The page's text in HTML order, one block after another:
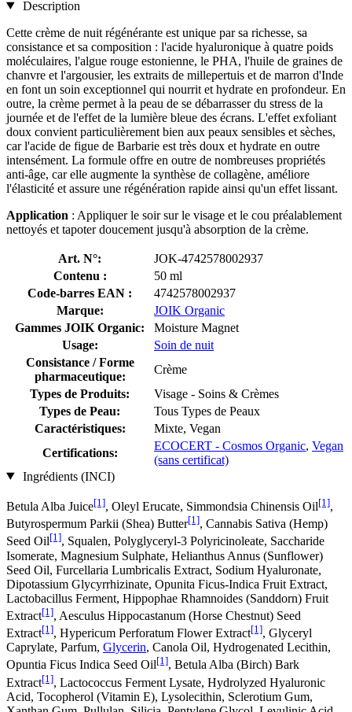
Description
Cette crème de nuit régénérante est unique par sa richesse, sa
consistance et sa composition : l'acide hyaluronique à quatre poids
moléculaires, l'algue rouge estonienne, le PHA, l'huile de graines de
chanvre et l'argousier, les extraits de millepertuis et de marron d'Inde
en font un soin exceptionnel qui nourrit et hydrate en profondeur. En
outre, la crème permet à la peau de se débarrasser du stress de la
journée et de l'effet de la lumière bleue des écrans. L'effet exfoliant
doux convient particulièrement bien aux peaux sensibles et sèches,
car l'acide de figue de Barbarie est très doux et hydrate en outre
intensément. La formule offre en outre de nombreuses propriétés
anti-âge, car elle augmente la synthèse de collagène, améliore
l'élasticité et assure une régénération rapide ainsi qu'un effet lissant.
Application : Appliquer le soir sur le visage et le cou préalablement
nettoyés et tapoter doucement jusqu'à absorption de la crème.
Art. N°:
JOK-4742578002937
Contenu :
50 ml
Code-barres EAN :
4742578002937
Marque:
JOIK Organic
Gammes JOIK Organic:
Moisture Magnet
Usage:
Soin de nuit
Consistance / Forme
pharmaceutique:
Crème
Types de Produits:
Visage - Soins & Crèmes
Types de Peau:
Tous Types de Peaux
Caractéristiques:
Mixte, Vegan
Certifications:
ECOCERT - Cosmos Organic, Vegan
(sans certificat)
Ingrédients (INCI)
Betula Alba Juice[1], Oleyl Erucate, Simmondsia Chinensis Oil[1],
Butyrospermum Parkii (Shea) Butter[1], Cannabis Sativa (Hemp)
Seed Oil[1], Squalen, Polyglyceryl-3 Polyricinoleate, Saccharide
Isomerate, Magnesium Sulphate, Helianthus Annus (Sunflower)
Seed Oil, Furcellaria Lumbricalis Extract, Sodium Hyaluronate,
Dipotassium Glycyrrhizinate, Opunita Ficus-Indica Fruit Extract,
Lactobacillus Ferment, Hippophae Rhamnoides (Sanddorn) Fruit
Extract[1], Aesculus Hippocastanum (Horse Chestnut) Seed
Extract[1], Hypericum Perforatum Flower Extract[1], Glyceryl
Caprylate, Parfum, Glycerin, Canola Oil, Hydrogenated Lecithin,
Opuntia Ficus Indica Seed Oil[1], Betula Alba (Birch) Bark
Extract[1], Lactococcus Ferment Lysate, Hydrolyzed Hyaluronic
Acid, Tocopherol (Vitamin E), Lysolecithin, Sclerotium Gum,